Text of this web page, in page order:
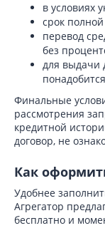
в условиях
срок
перевод
без
для выдачи
Финальные
рассмотрения
кредитной
договор, не
Как
Удобнее
Агрегатор
бесплатно и